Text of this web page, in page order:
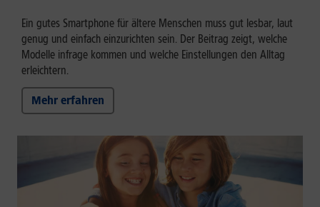
Ein gutes Smartphone für ältere Menschen muss gut lesbar, laut
genug und einfach einzurichten sein. Der Beitrag zeigt, welche
Modelle infrage kommen und welche Einstellungen den Alltag
erleichtern.
Mehr erfahren